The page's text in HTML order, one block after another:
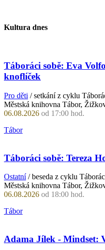
Kultura dnes
Táboráci sobě: Eva
knoflíček
Pro děti / setkání z cyklu
Městská knihovna Tábor,
06.08.2026 od 17:00 hod.
Tábor
Táboráci sobě: Tereza
Ostatní/ beseda z cyklu
Městská knihovna Tábor,
06.08.2026 od 18:00 hod.
Tábor
Adama Jílek - Mindset: